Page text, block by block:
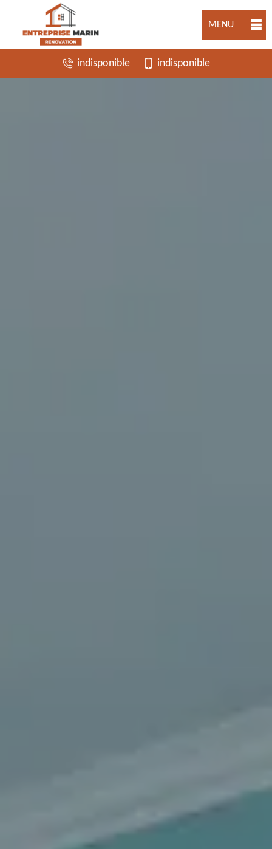
MENU
indisponible indisponible